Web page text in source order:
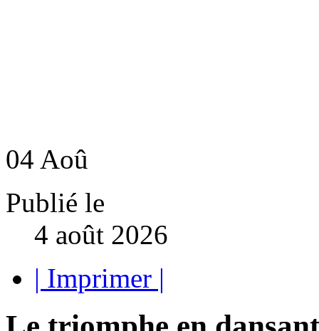
04 Aoû
Publié le
4 août 2026
| Imprimer |